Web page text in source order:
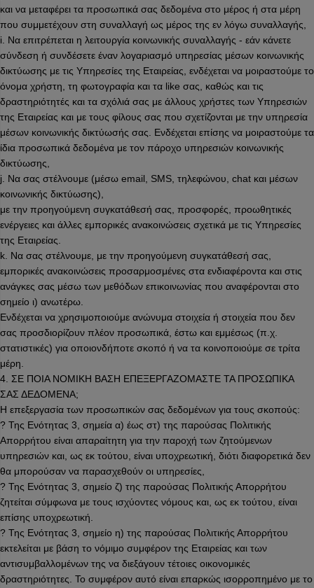
και να μεταφέρει τα προσωπικά σας δεδομένα στο μέρος ή στα μέρη
που συμμετέχουν στη συναλλαγή ως μέρος της εν λόγω συναλλαγής,
i. Να επιτρέπεται η λειτουργία κοινωνικής συναλλαγής - εάν κάνετε
σύνδεση ή συνδέσετε έναν λογαριασμό υπηρεσίας μέσων κοινωνικής
δικτύωσης με τις Υπηρεσίες της Εταιρείας, ενδέχεται να μοιραστούμε το
όνομα χρήστη, τη φωτογραφία και τα like σας, καθώς και τις
δραστηριότητές και τα σχόλιά σας με άλλους χρήστες των Υπηρεσιών
της Εταιρείας και με τους φίλους σας που σχετίζονται με την υπηρεσία
μέσων κοινωνικής δικτύωσής σας. Ενδέχεται επίσης να μοιραστούμε τα
ίδια προσωπικά δεδομένα με τον πάροχο υπηρεσιών κοινωνικής
δικτύωσης,
j. Να σας στέλνουμε (μέσω email, SMS, τηλεφώνου, chat και μέσων
κοινωνικής δικτύωσης),
με την προηγούμενη συγκατάθεσή σας, προσφορές, προωθητικές
ενέργειες και άλλες εμπορικές ανακοινώσεις σχετικά με τις Υπηρεσίες
της Εταιρείας.
k. Να σας στέλνουμε, με την προηγούμενη συγκατάθεσή σας,
εμπορικές ανακοινώσεις προσαρμοσμένες στα ενδιαφέροντα και στις
ανάγκες σας μέσω των μεθόδων επικοινωνίας που αναφέρονται στο
σημείο ι) ανωτέρω.
Ενδέχεται να χρησιμοποιούμε ανώνυμα στοιχεία ή στοιχεία που δεν
σας προσδιορίζουν πλέον προσωπικά, έστω και εμμέσως (π.χ.
στατιστικές) για οποιονδήποτε σκοπό ή να τα κοινοποιούμε σε τρίτα
μέρη.
4. ΣΕ ΠΟΙΑ ΝΟΜΙΚΗ ΒΑΣΗ ΕΠΕΞΕΡΓΑΖΟΜΑΣΤΕ ΤΑ ΠΡΟΣΩΠΙΚΑ
ΣΑΣ ΔΕΔΟΜΕΝΑ;
Η επεξεργασία των προσωπικών σας δεδομένων για τους σκοπούς:
? Της Ενότητας 3, σημεία α) έως στ) της παρούσας Πολιτικής
Απορρήτου είναι απαραίτητη για την παροχή των ζητούμενων
υπηρεσιών και, ως εκ τούτου, είναι υποχρεωτική, διότι διαφορετικά δεν
θα μπορούσαν να παρασχεθούν οι υπηρεσίες,
? Της Ενότητας 3, σημείο ζ) της παρούσας Πολιτικής Απορρήτου
ζητείται σύμφωνα με τους ισχύοντες νόμους και, ως εκ τούτου, είναι
επίσης υποχρεωτική.
? Της Ενότητας 3, σημείο η) της παρούσας Πολιτικής Απορρήτου
εκτελείται με βάση το νόμιμο συμφέρον της Εταιρείας και των
αντισυμβαλλομένων της να διεξάγουν τέτοιες οικονομικές
δραστηριότητες. Το συμφέρον αυτό είναι επαρκώς ισορροπημένο με το